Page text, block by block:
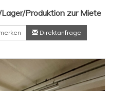
Produktion zur Miete
Direktanfrage